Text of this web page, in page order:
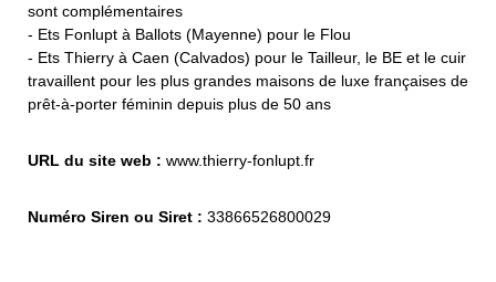
sont complémentaires
- Ets Fonlupt à Ballots (Mayenne) pour le Flou
- Ets Thierry à Caen (Calvados) pour le Tailleur, le BE et le cuir
travaillent pour les plus grandes maisons de luxe françaises de
prêt-à-porter féminin depuis plus de 50 ans
URL du site web : www.thierry-fonlupt.fr
Numéro Siren ou Siret : 33866526800029